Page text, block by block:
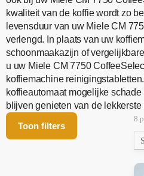
kwaliteit van de koffie wordt zo
levensduur van uw Miele CM
verlengd. In plaats van uw
schoonmaakazijn of
u uw Miele CM 7750
koffiemachine
koffieautomaat mogelijke
blijven genieten van de lekkerste
Toon filters
8